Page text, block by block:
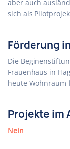
aber auch
sich als
Förderung
Die
Frauenhaus in
heute
Projekte im
Nein